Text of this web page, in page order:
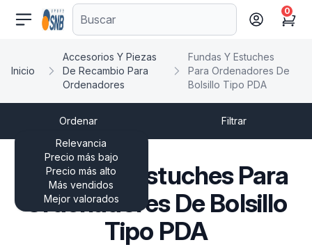
comercioseguro.es
Cart
0
Inicio
Accesorios Y Piezas
De Recambio Para
Ordenadores
Fundas Y Estuches
Para Ordenadores De
Bolsillo Tipo PDA
Ordenar
Relevancia
Precio más bajo
Precio más alto
Más vendidos
Mejor valorados
Filtrar
Fundas Y Estuches Para
Ordenadores De Bolsillo
Tipo PDA